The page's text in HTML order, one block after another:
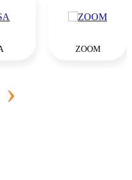
ZOOM
›